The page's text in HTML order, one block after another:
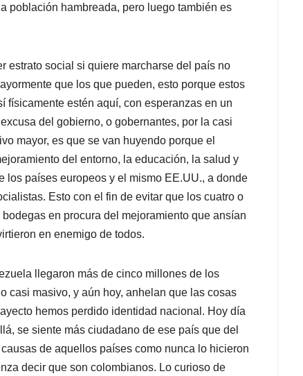
población hambreada, pero luego también es
estrato social si quiere marcharse del país no
que los que pueden, esto porque estos
físicamente estén aquí, con esperanzas en un
del gobierno, o gobernantes, por la casi
mayor, es que se van huyendo porque el
del entorno, la educación, la salud y
los países europeos y el mismo EE.UU., a donde
Esto con el fin de evitar que los cuatro o
en procura del mejoramiento que ansían
en enemigo de todos.
llegaron más de cinco millones de los
casi masivo, y aún hoy, anhelan que las cosas
hemos perdido identidad nacional. Hoy día
se siente más ciudadano de ese país que del
de aquellos países como nunca lo hicieron
decir que son colombianos. Lo curioso de